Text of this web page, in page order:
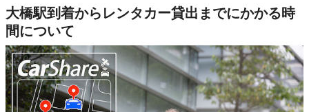
大橋駅到着からレンタカー貸出までにかかる時
間について